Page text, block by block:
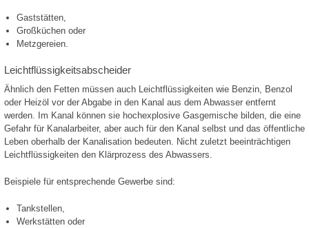
Gaststätten,
Großküchen oder
Metzgereien.
Leichtflüssigkeitsabscheider
Ähnlich den Fetten müssen auch Leichtflüssigkeiten wie Benzin, Benzol
oder Heizöl vor der Abgabe in den Kanal aus dem Abwasser entfernt
werden. Im Kanal können sie hochexplosive Gasgemische bilden, die eine
Gefahr für Kanalarbeiter, aber auch für den Kanal selbst und das öffentliche
Leben oberhalb der Kanalisation bedeuten. Nicht zuletzt beeinträchtigen
Leichtflüssigkeiten den Klärprozess des Abwassers.
Beispiele für entsprechende Gewerbe sind:
Tankstellen,
Werkstätten oder